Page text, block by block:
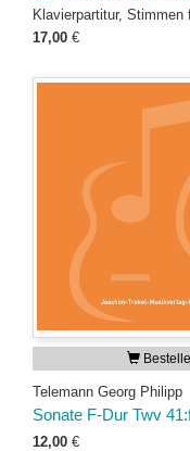
Klavierpartitur,
17,00 €
Telemann Georg Philipp
Sonate F-Dur Twv
12,00 €